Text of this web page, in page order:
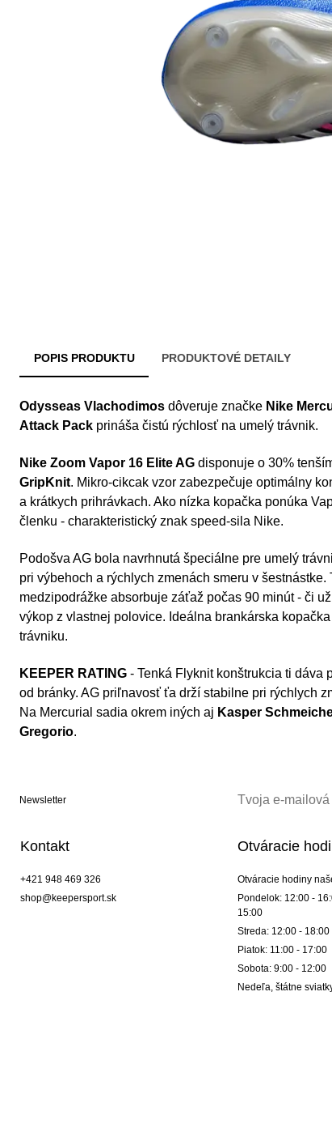
POPIS PRODUKTU PRODUKTOVÉ DETAILY
Odysseas Vlachodimos dôveruje značke Nike
Attack Pack prináša čistú rýchlosť na umelý trávnik.
Nike Zoom Vapor 16 Elite AG disponuje o 30%
GripKnit. Mikro-cikcak vzor zabezpečuje optimálny
a krátkych prihrávkach. Ako nízka kopačka ponúka
členku - charakteristický znak speed-sila Nike.
Podošva AG bola navrhnutá špeciálne pre umelý
pri výbehoch a rýchlych zmenách smeru v šestnástke.
medzipodrážke absorbuje záťaž počas 90 minút - či
výkop z vlastnej polovice. Ideálna brankárska
trávniku.
KEEPER RATING - Tenká Flyknit konštrukcia ti dáva
od bránky. AG priľnavosť ťa drží stabilne pri rýchlych
Na Mercurial sadia okrem iných aj Kasper
Gregorio.
Newsletter
Kontakt
+421 948 469 326
shop@keepersport.sk
Otváracie
Otváracie hodiny
Pondelok: 12:00 -
15:00
Streda: 12:00 -
Piatok: 11:00 - 17:00
Sobota: 9:00 - 12:00
Nedeľa, štátne